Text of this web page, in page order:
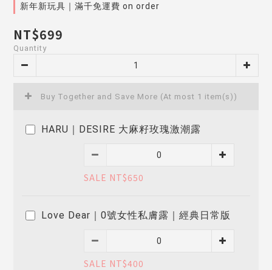
新年新玩具｜滿千免運費 on order
NT$699
Quantity
Buy Together and Save More (At most 1 item(s))
HARU｜DESIRE 大麻籽玫瑰激潮露
SALE NT$650
Love Dear｜0號女性私膚露｜經典日常版
SALE NT$400